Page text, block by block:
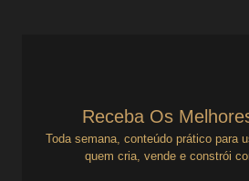
Receba Os
Toda semana, conteúdo prático para
quem cria, vende e constrói